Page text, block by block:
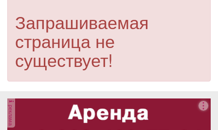
Работа Транспорт
Афиша Обучение Проекты
Запрашиваемая
страница не
существует!
реклама